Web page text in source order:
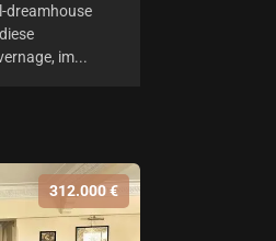
dreamhouse
im...
312.000 €